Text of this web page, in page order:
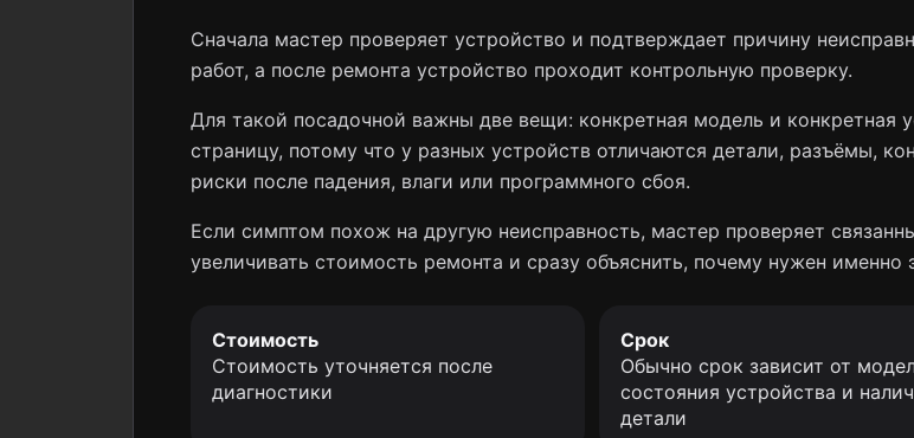
Сначала мастер проверяет устройство и подтверждает причину
работ, а после ремонта устройство проходит контрольную проверку.
Для такой посадочной важны две вещи: конкретная модель и
страницу, потому что у разных устройств отличаются детали, разъёмы,
риски после падения, влаги или программного сбоя.
Если симптом похож на другую неисправность, мастер проверяет
увеличивать стоимость ремонта и сразу объяснить, почему нужен именно
Стоимость
Стоимость уточняется после
диагностики
Срок
Обычно срок зависит от
состояния устройства и
детали